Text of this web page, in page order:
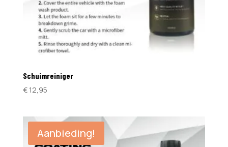
Schuimreiniger
€12,95
Aanbieding!